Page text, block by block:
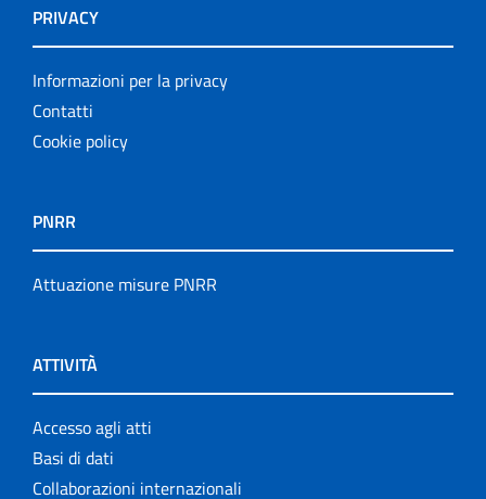
PRIVACY
Informazioni per la privacy
Contatti
Cookie policy
PNRR
Attuazione misure PNRR
ATTIVITÀ
Accesso agli atti
Basi di dati
Collaborazioni internazionali